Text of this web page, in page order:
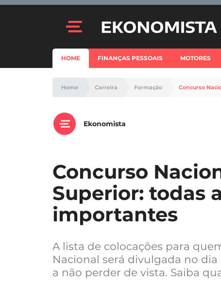
HOME FINANÇAS PESSOAIS MOTORES
Home Carreira Formação Concurso
Ekonomista
Concurso
Superior: todas
importantes
A lista de colocações para
Nacional será divulgada no
a não perder de vista. Saiba